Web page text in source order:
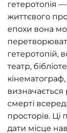
гетеротопія
життєвого
епохи вона
гетеротопій,
театр,
смерті
просторів. Ці
дати місце